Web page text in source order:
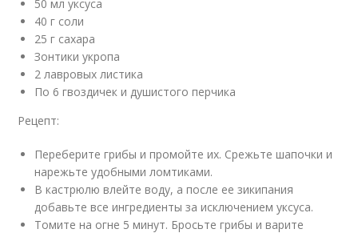
50 мл уксуса
40 г соли
25 г сахара
Зонтики укропа
2 лавровых листика
По 6 гвоздичек и душистого перчика
Рецепт:
Переберите грибы и промойте их. Срежьте шапочки и
нарежьте удобными ломтиками.
В кастрюлю влейте воду, а после ее зикипания
добавьте все ингредиенты за исключением уксуса.
Томите на огне 5 минут. Бросьте грибы и варите